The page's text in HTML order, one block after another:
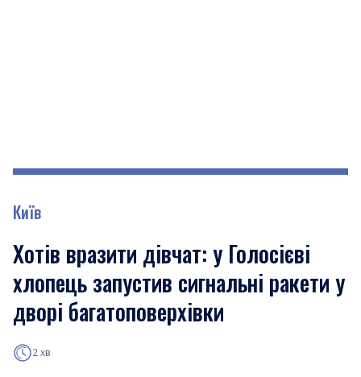
Київ
Хотів вразити дівчат: у Голосієві
хлопець запустив сигнальні ракети у
дворі багатоповерхівки
2 хв